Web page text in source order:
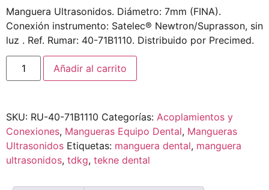
Manguera Ultrasonidos. Diámetro: 7mm (FINA).
Conexión instrumento: Satelec® Newtron/Suprasson, sin
luz . Ref. Rumar: 40-71B1110. Distribuido por Precimed.
Añadir al carrito
SKU: RU-40-71B1110 Categorías: Acoplamientos y
Conexiones, Mangueras Equipo Dental, Mangueras
Ultrasonidos Etiquetas: manguera dental, manguera
ultrasonidos, tdkg, tekne dental